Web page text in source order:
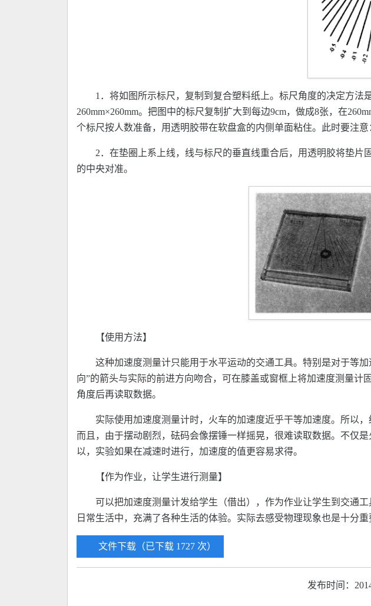
1．将如图所示标尺，复制到复合塑料纸上。标尺角度的决定方
260mm×260mm。把图中的标尺复制扩大到每边9cm，做成8张，在
个标尺按人数准备，用透明胶带在软盘盒的内侧单面粘住。此时要注意
2．在垫圈上系上线，线与标尺的垂直线重合后，用透明胶将垫
的中央对准。
【使用方法】
这种加速度测量计只能用于水平运动的交通工具。特别是对于等
向”的箭头与实际的前进方向吻合，可在膝盖或窗框上将加速度测量
角度后再读取数据。
实际使用加速度测量计时，火车的加速度近乎干等加速度。所以
而且，由于摆动剧烈，砝码会像摆锤一样摇晃，很难读取数据。不仅
以，实验如果在减速时进行，加速度的值更容易求得。
【作为作业，让学生进行测量】
可以把加速度测量计发给学生（借出），作为作业让学生到交通
日常生活中，充满了各种生活的体验。实际去感受物理现象也是十分重
文件下载（已下载 1727 次）
发布时间：